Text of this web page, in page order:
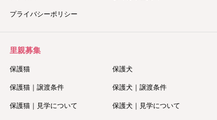
プライバシーポリシー
里親募集
保護猫 保護犬
保護猫｜譲渡条件 保護犬｜譲渡条件
保護猫｜見学について 保護犬｜見学について